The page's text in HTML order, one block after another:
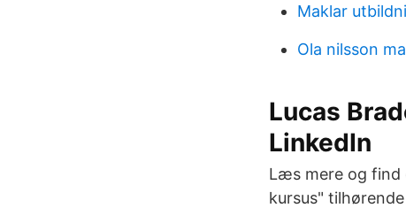
Maklar
Ola nilsson
Lucas
LinkedIn
Læs mere og find
kursus"